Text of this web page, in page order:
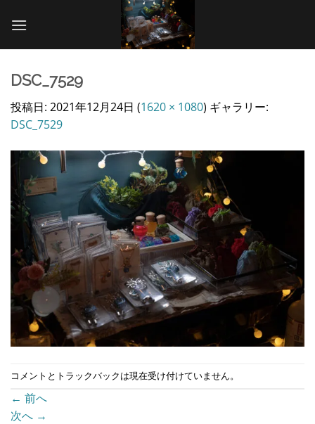
DSC_7529
投稿日: 2021年12月24日 (1620 × 1080) ギャラリー:
DSC_7529
コメントとトラックバックは現在受け付けていません。
← 前へ
次へ →